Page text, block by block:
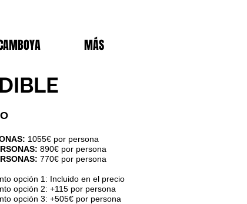
MÁS
1055€ por persona
890€ por persona
770€ por persona
opción 1: Incluido en el precio
opción 2: +115 por persona
opción 3: +505€ por persona